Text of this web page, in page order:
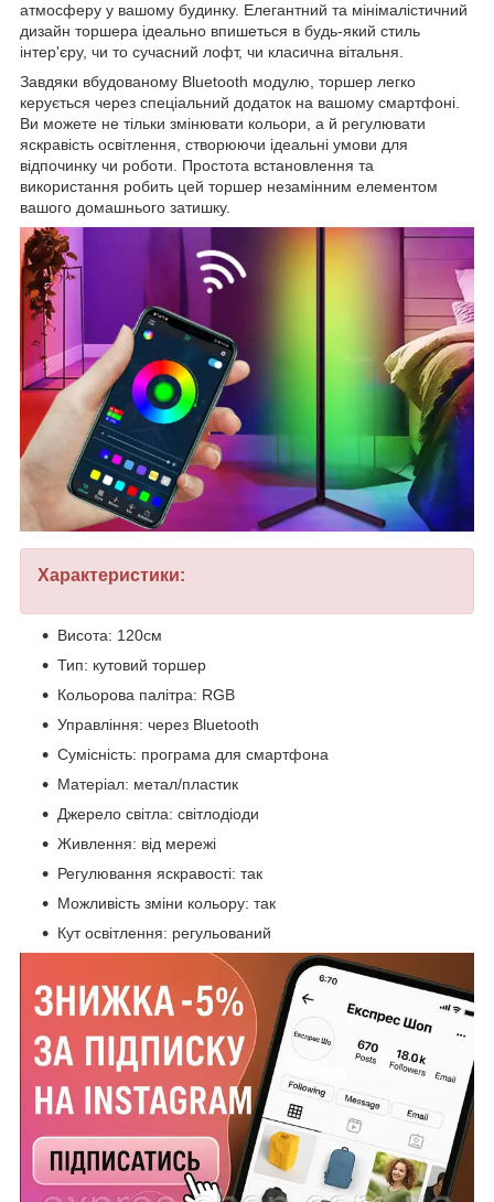
атмосферу у вашому будинку. Елегантний та мінімалістичний
дизайн торшера ідеально впишеться в будь-який стиль
інтер'єру, чи то сучасний лофт, чи класична вітальня.
Завдяки вбудованому Bluetooth модулю, торшер легко
керується через спеціальний додаток на вашому смартфоні.
Ви можете не тільки змінювати кольори, а й регулювати
яскравість освітлення, створюючи ідеальні умови для
відпочинку чи роботи. Простота встановлення та
використання робить цей торшер незамінним елементом
вашого домашнього затишку.
Характеристики:
Висота: 120см
Тип: кутовий торшер
Кольорова палітра: RGB
Управління: через Bluetooth
Сумісність: програма для смартфона
Матеріал: метал/пластик
Джерело світла: світлодіоди
Живлення: від мережі
Регулювання яскравості: так
Можливість зміни кольору: так
Кут освітлення: регульований